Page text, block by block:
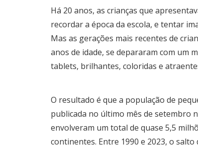
Há 20 anos, as crianças que
recordar a época da escola, e tentar
Mas as gerações mais recentes de
anos de idade, se depararam com um
tablets, brilhantes, coloridas e
O resultado é que a população de
publicada no último mês de setembro
envolveram um total de quase 5,5
continentes. Entre 1990 e 2023, o salto